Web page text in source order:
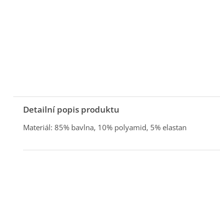
Detailní popis produktu
Materiál: 85% bavlna, 10% polyamid, 5% elastan